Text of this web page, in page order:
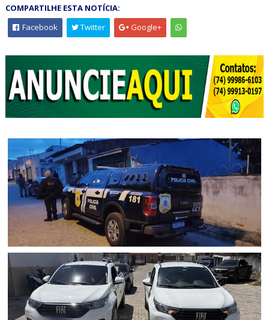
COMPARTILHE ESTA NOTÍCIA:
Facebook
Twitter Google+
Polícia Civil cumpre mandados de prisão contra esquema
criminoso de agiotagem que movimentou cerca de R$ 10
milhões em Senhor do Bonfim (BA); dois foram presos e
uma mulher é procurada